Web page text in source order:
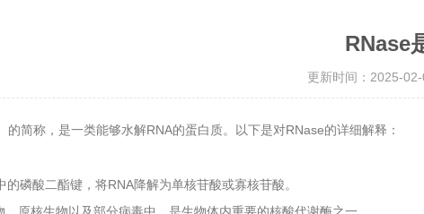
RNase
更新时间：2025-
的简称，是一类能够水解RNA的蛋白质。以下是对RNase的详细解释：
的磷酸二酯键，将RNA降解为单核苷酸或寡核苷酸。